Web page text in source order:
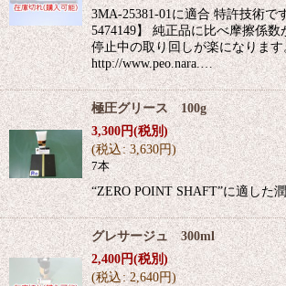
3MA-25381-01に適合 特許技術で
5474149】 純正品に比べ摩擦係
停止中の取り回しが楽になりま
http://www.peo.nara.…
極圧グリース 100g
3,300円(税別)
(税込: 3,630円)
7本
“ZERO POINT SHAFT”に適した
グレサージュ 300ml
2,400円(税別)
(税込: 2,640円)